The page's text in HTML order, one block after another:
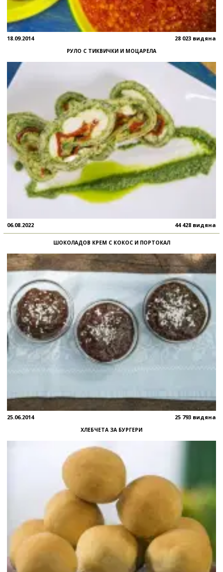
18.09.2014 28 023 видяна
РУЛО С ТИКВИЧКИ И МОЦАРЕЛА
06.08.2022 44 428 видяна
ШОКОЛАДОВ КРЕМ С КОКОС И ПОРТОКАЛ
25.06.2014 25 793 видяна
ХЛЕБЧЕТА ЗА БУРГЕРИ